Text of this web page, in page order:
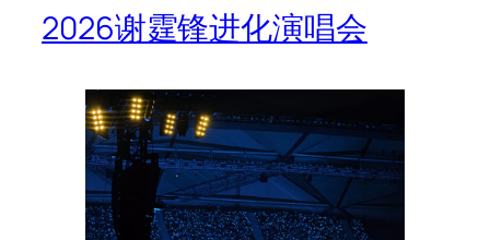
2026谢霆锋进化演唱会